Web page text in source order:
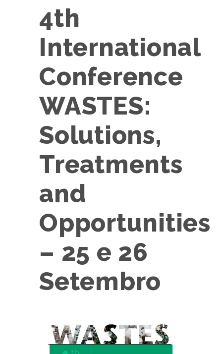
4th
International
Conference
WASTES:
Solutions,
Treatments
and
Opportunities
– 25 e 26
Setembro